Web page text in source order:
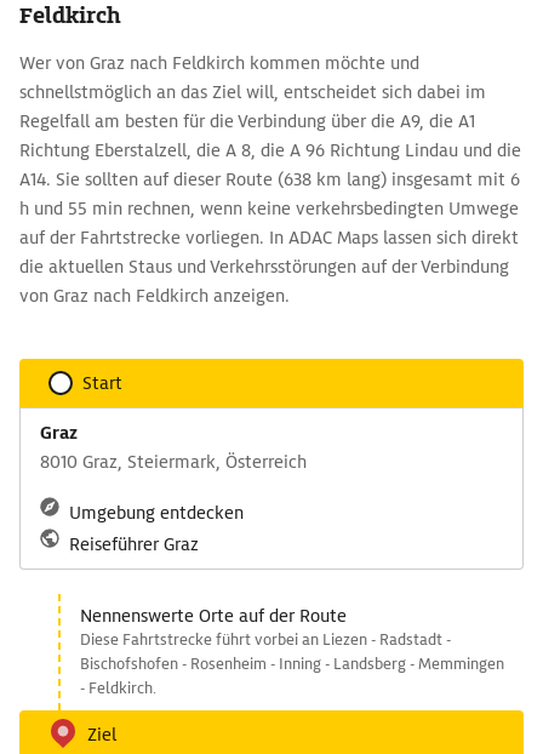
Feldkirch
Wer von Graz nach Feldkirch kommen möchte und
schnellstmöglich an das Ziel will, entscheidet sich dabei im
Regelfall am besten für die Verbindung über die A9, die A1
Richtung Eberstalzell, die A 8, die A 96 Richtung Lindau und die
A14. Sie sollten auf dieser Route (638 km lang) insgesamt mit 6
h und 55 min rechnen, wenn keine verkehrsbedingten Umwege
auf der Fahrtstrecke vorliegen. In ADAC Maps lassen sich direkt
die aktuellen Staus und Verkehrsstörungen auf der Verbindung
von Graz nach Feldkirch anzeigen.
Start
Graz
8010 Graz, Steiermark, Österreich
Umgebung entdecken
Reiseführer Graz
Nennenswerte Orte auf der Route
Diese Fahrtstrecke führt vorbei an Liezen - Radstadt -
Bischofshofen - Rosenheim - Inning - Landsberg - Memmingen
- Feldkirch.
Ziel